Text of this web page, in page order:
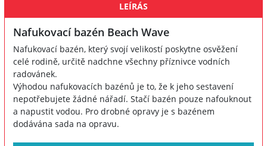
LEÍRÁS
Nafukovací bazén Beach Wave
Nafukovací bazén, který svojí velikostí poskytne osvěžení
celé rodině, určitě nadchne všechny příznivce vodních
radovánek.
Výhodou nafukovacích bazénů je to, že k jeho sestavení
nepotřebujete žádné nářadí. Stačí bazén pouze nafouknout
a napustit vodou. Pro drobné opravy je s bazénem
dodávána sada na opravu.